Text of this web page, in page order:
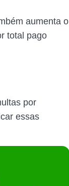
aumenta o
total pago
por
essas